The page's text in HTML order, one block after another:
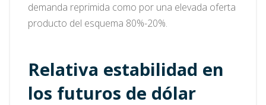
demanda reprimida como por una elevada oferta
producto del esquema 80%-20%.
Relativa estabilidad en
los futuros de dólar